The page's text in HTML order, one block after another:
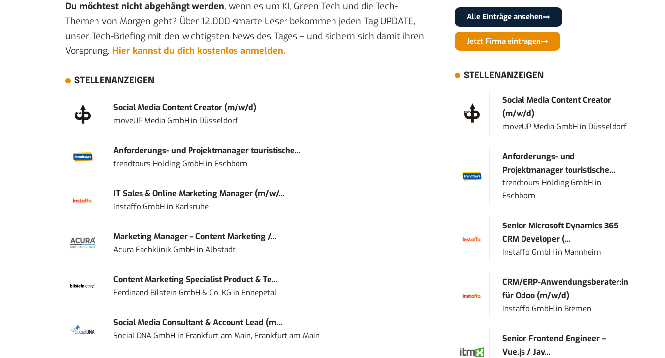
Du möchtest nicht abgehängt werden, wenn es um KI, Green Tech und die Tech-
Themen von Morgen geht? Über 12.000 smarte Leser bekommen jeden Tag UPDATE,
unser Tech-Briefing mit den wichtigsten News des Tages – und sichern sich damit ihren
Vorsprung. Hier kannst du dich kostenlos anmelden.
STELLENANZEIGEN
Social Media Content Creator (m/w/d)
moveUP Media GmbHin Düsseldorf
Anforderungs- und Projektmanager touristische...
trendtours Holding GmbHin Eschborn
IT Sales & Online Marketing Manager (m/w/...
Instaffo GmbHin Karlsruhe
Marketing Manager – Content Marketing /...
Acura Fachklinik GmbHin Albstadt
Content Marketing Specialist Product & Te...
Ferdinand Bilstein GmbH & Co. KG in Ennepetal
Social Media Consultant & Account Lead (m...
Social DNA GmbHin Frankfurt am Main, Frankfurt am Main
Alle Einträge ansehen
Jetzt Firma eintragen
STELLENANZEIGEN
Social Media Content Creator
(m/w/d)
moveUP Media GmbH in Düsseldorf
Anforderungs- und
Projektmanager touristische...
trendtours Holding GmbH in
Eschborn
Senior Microsoft Dynamics 365
CRM Developer (...
Instaffo GmbH in Mannheim
CRM/ERP-Anwendungsberater:in
für Odoo (m/w/d)
Instaffo GmbH in Bremen
Senior Frontend Engineer –
Vue.js / Jav...